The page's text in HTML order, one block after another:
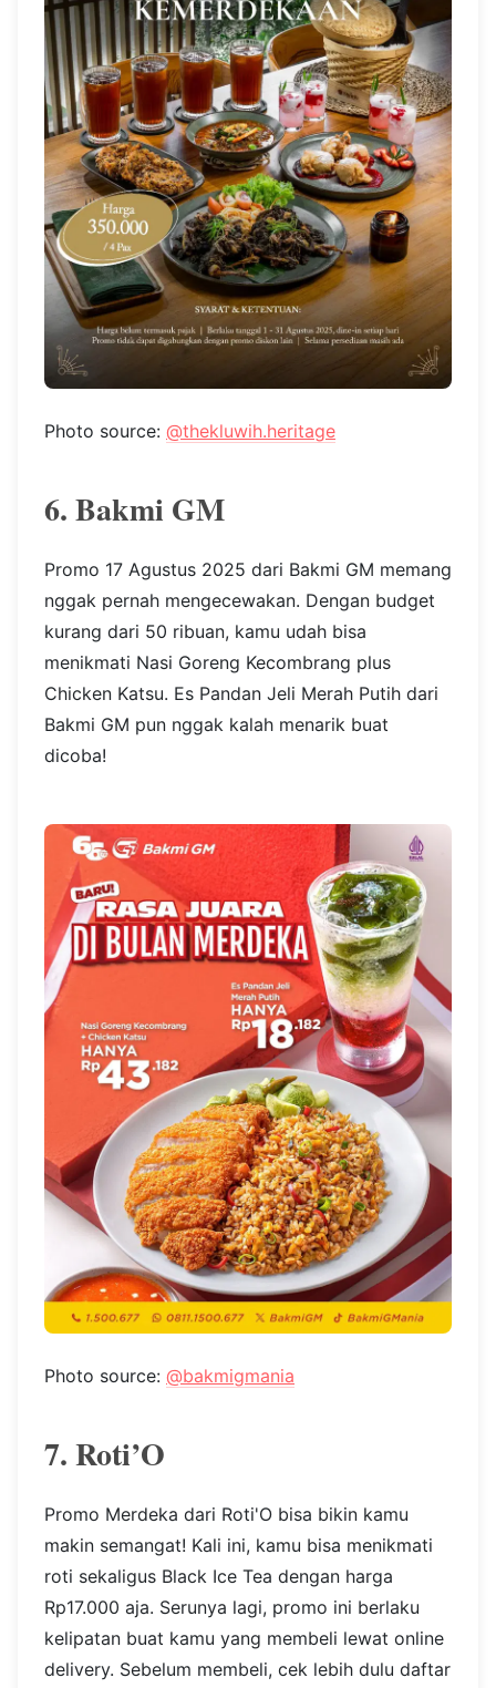
Photo source: @thekluwih.heritage
6. Bakmi GM
Promo 17 Agustus 2025 dari Bakmi GM memang
nggak pernah mengecewakan. Dengan budget
kurang dari 50 ribuan, kamu udah bisa
menikmati Nasi Goreng Kecombrang plus
Chicken Katsu. Es Pandan Jeli Merah Putih dari
Bakmi GM pun nggak kalah menarik buat
dicoba!
Photo source: @bakmigmania
7. Roti’O
Promo Merdeka dari Roti'O bisa bikin kamu
makin semangat! Kali ini, kamu bisa menikmati
roti sekaligus Black Ice Tea dengan harga
Rp17.000 aja. Serunya lagi, promo ini berlaku
kelipatan buat kamu yang membeli lewat online
delivery. Sebelum membeli, cek lebih dulu daftar